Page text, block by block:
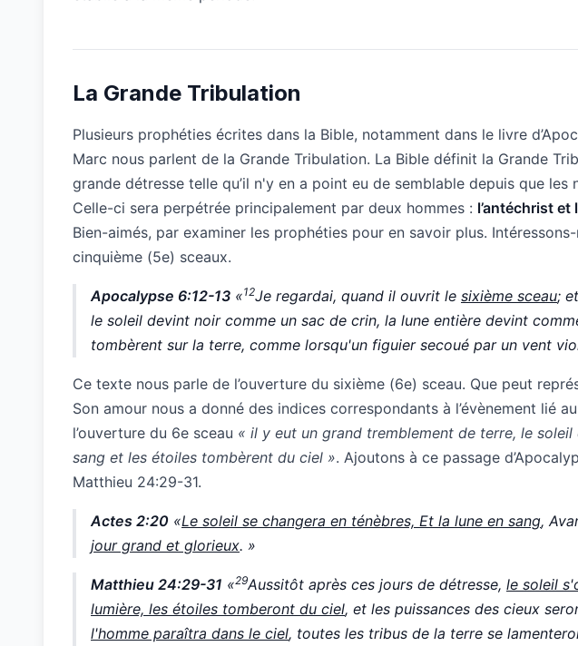
La Grande Tribulation
Plusieurs prophéties écrites dans la Bible, notamment dans le livre
Marc nous parlent de la Grande Tribulation. La Bible définit la Grande
grande détresse telle qu’il n'y en a point eu de semblable depuis que les
Celle-ci sera perpétrée principalement par deux hommes : l’antéchrist
Bien-aimés, par examiner les prophéties pour en savoir plus.
cinquième (5e) sceaux.
Apocalypse 6:12-13 «12Je regardai, quand il ouvrit le sixième sceau;
le soleil devint noir comme un sac de crin, la lune entière devint
tombèrent sur la terre, comme lorsqu'un figuier secoué par un vent
Ce texte nous parle de l’ouverture du sixième (6e) sceau. Que peut
Son amour nous a donné des indices correspondants à l’évènement lié
l’ouverture du 6e sceau « il y eut un grand tremblement de terre, le
sang et les étoiles tombèrent du ciel ». Ajoutons à ce passage
Matthieu 24:29-31.
Actes 2:20 «Le soleil se changera en ténèbres, Et la lune en sang,
jour grand et glorieux. »
Matthieu 24:29-31 «29Aussitôt après ces jours de détresse, le soleil
lumière, les étoiles tomberont du ciel, et les puissances des cieux
l'homme paraîtra dans le ciel, toutes les tribus de la terre se